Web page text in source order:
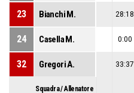
23 Bianchi M. 28:18
24 Casella M. 0:00
32 Gregori A. 33:37
Squadra / Allenatore